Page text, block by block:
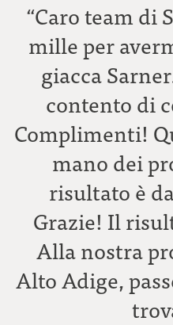
“Caro team di
mille per
giacca
contento di
Complimenti!
mano dei
risultato è
Grazie! Il
Alla nostra
Alto Adige,